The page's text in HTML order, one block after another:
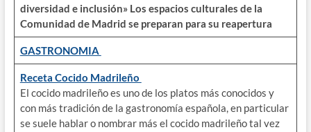
diversidad e inclusión» Los espacios culturales de la
Comunidad de Madrid se preparan para su reapertura
GASTRONOMIA
Receta Cocido Madrileño
El cocido madrileño es uno de los platos más conocidos y
con más tradición de la gastronomía española, en particular
se suele hablar o nombrar más el cocido madrileño tal vez